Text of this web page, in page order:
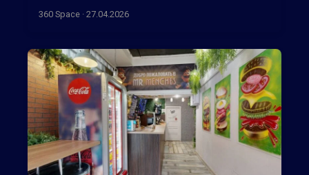
360 Space · 27.04.2026